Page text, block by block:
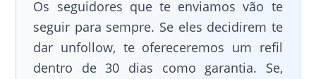
Os seguidores que te enviamos vão te
seguir para sempre. Se eles decidirem te
dar unfollow, te ofereceremos um refil
dentro de 30 dias como garantia. Se,